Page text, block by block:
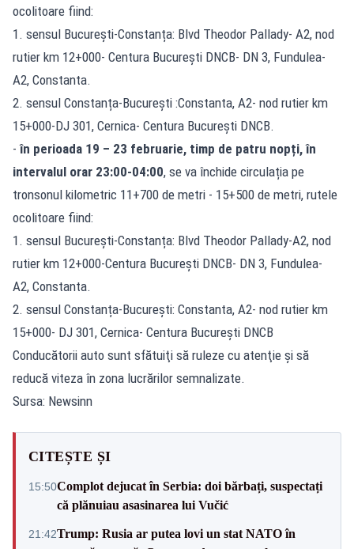
ocolitoare fiind:
1. sensul București-Constanța: Blvd Theodor Pallady- A2, nod
rutier km 12+000- Centura București DNCB- DN 3, Fundulea-
A2, Constanta.
2. sensul Constanța-București :Constanta, A2- nod rutier km
15+000-DJ 301, Cernica- Centura București DNCB.
-în perioada 19 – 23 februarie, timp de patru nopți, în
intervalul orar 23:00-04:00, se va închide circulația pe
tronsonul kilometric 11+700 de metri - 15+500 de metri, rutele
ocolitoare fiind:
1. sensul București-Constanța: Blvd Theodor Pallady-A2, nod
rutier km 12+000-Centura București DNCB- DN 3, Fundulea-
A2, Constanta.
2. sensul Constanța-București: Constanta, A2- nod rutier km
15+000- DJ 301, Cernica- Centura București DNCB
Conducătorii auto sunt sfătuiţi să ruleze cu atenţie şi să
reducă viteza în zona lucrărilor semnalizate.
Sursa: Newsinn
CITEȘTE ȘI
15:50Complot dejucat în Serbia: doi bărbați, suspectați
că plănuiau asasinarea lui Vučić
21:42Trump: Rusia ar putea lovi un stat NATO în